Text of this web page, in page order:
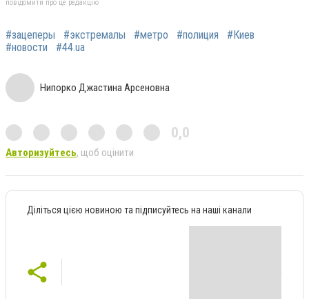
повідомити про це редакцію
#зацеперы #экстремалы #метро #полиция
#Киев
#новости
#44.ua
Нипорко Джастина Арсеновна
0,0
Авторизуйтесь, щоб оцінити
Діліться цією новиною та підписуйтесь на наші канали